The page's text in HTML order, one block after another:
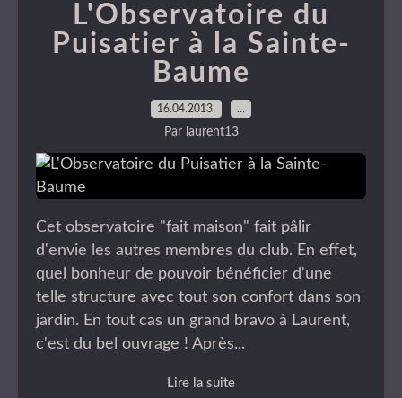
L'Observatoire du
Puisatier à la Sainte-
Baume
16.04.2013 …
Par laurent13
Cet observatoire "fait maison" fait pâlir
d'envie les autres membres du club. En effet,
quel bonheur de pouvoir bénéficier d'une
telle structure avec tout son confort dans son
jardin. En tout cas un grand bravo à Laurent,
c'est du bel ouvrage ! Après...
Lire la suite